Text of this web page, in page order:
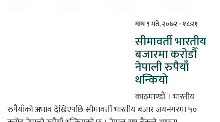
माघ ९ गते, २०७२ - १८:२१
सीमावर्ती भारतीय
बजारमा करोडौँ
नेपाली रुपैयाँ
थन्कियो
काठमाण्डौं । भारतीय
रुपैयाँको अभाव देखिएपछि सीमावर्ती भारतीय बजार जयनगरमा ५०